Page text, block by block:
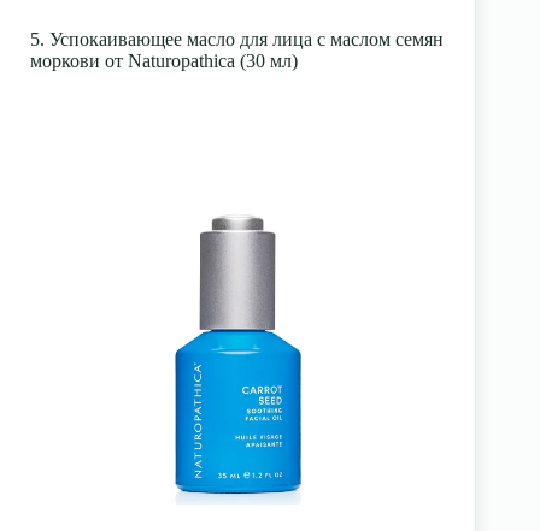
5. Успокаивающее масло для лица с маслом семян
моркови от Naturopathica (30 мл)